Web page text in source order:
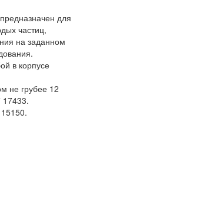
для
частиц,
на заданном
в корпусе
не грубее 12
17433.